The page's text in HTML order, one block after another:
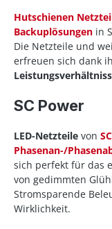
Hutschienen
Backuplösungen in
Die Netzteile und
erfreuen sich dank
SC Power
LED-Netzteile von
Phasenan-/
sich perfekt für das
von gedimmten
Stromsparende
Wirklichkeit.